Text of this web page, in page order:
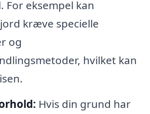
For eksempel kan
kræve specielle
og
hvilket kan
Hvis din grund har